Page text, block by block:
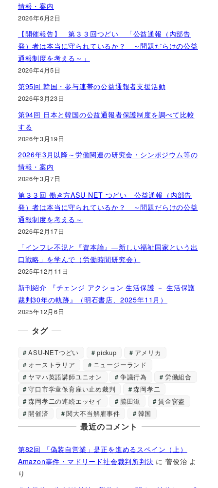
情報・案内
2026年6月2日
【開催報告】 第３３回つどい 「公益通報（内部告
発）者は本当に守られているか？ ～問題だらけの公益
通報制度を考える～」
2026年4月5日
第95回 韓国・参与連帯の公益通報者支援活動
2026年3月23日
第94回 日本と韓国の公益通報者保護制度を調べて比較
する
2026年3月19日
2026年3月以降～労働関連の研究会・シンポジウム等の
情報・案内
2026年3月7日
第３３回 働き方ASU-NET つどい 公益通報（内部告
発）者は本当に守られているか？ ～問題だらけの公益
通報制度を考える～
2026年2月17日
「インフレ不況と『資本論』―新しい福祉国家という出
口戦略」を学んで（労働時間研究会）
2025年12月11日
新刊紹介 『チェンジ アクション 生活保護 － 生活保護
裁判30年の軌跡』（明石書店、2025年11月）
2025年12月6日
タグ
ASU-NETつどい pickup
アメリカ
オーストラリア
ニュージーランド
ヤマハ英語講師ユニオン
争議行為
労働組合
守口市学童保育雇い止め裁判
森岡孝二
森岡孝二の連続エッセイ
脇田滋
賃金窃盗
開催済
関大不当解雇事件 韓国
最近のコメント
第82回 「偽装自営業」是正を進めるスペイン（上）
Amazon事件・マドリード社会裁判所判決 に菅俊治 よ
り